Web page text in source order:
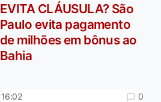
EVITA CLÁUSULA? São
Paulo evita pagamento
de milhões em bônus ao
Bahia
16:02 0